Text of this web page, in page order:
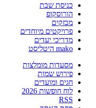
כניסת שבת
הורוסקופ
מבזקים
פרויקטים מיוחדים
מדריכי יעדים
mako היטליסט
מסעדות מומלצות
פירוש שמות
חגים ומועדים
לוח חופשות 2026
RSS